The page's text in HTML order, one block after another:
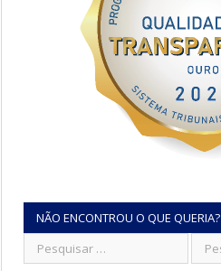
NÃO ENCONTROU O QUE QUERIA?